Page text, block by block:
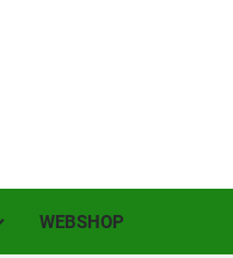
pályán rajtol az Érdi VSE!
lépett pályára Érden
WEBSHOP